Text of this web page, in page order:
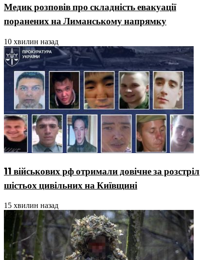
Медик розповів про складність евакуації
поранених на Лиманському напрямку
10 хвилин назад
11 військових рф отримали довічне за розстріл
шістьох цивільних на Київщині
15 хвилин назад